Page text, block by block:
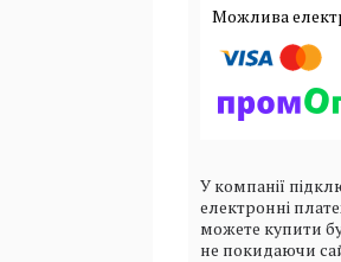
У компанії
електронні
можете купити
не покидаючи